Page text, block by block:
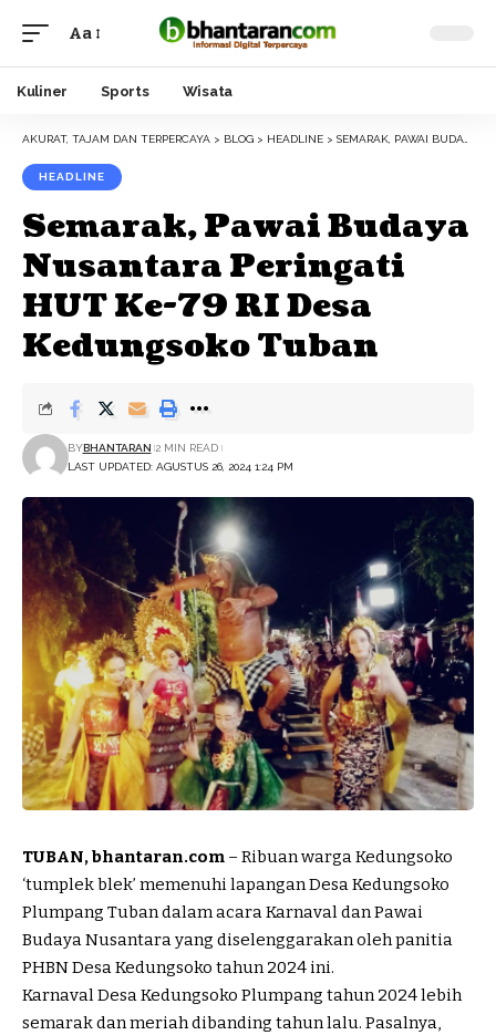
Font
Resizer
Aa
Kuliner Sports Wisata
AKURAT, TAJAM DAN TERPERCAYA > BLOG > HEADLINE > SEMARAK, PAWAI BUDAYA NUSANTARA PERINGATI HUT KE-79 RI DESA KEDUNGSOKO TUBAN
HEADLINE
Semarak, Pawai Budaya
Nusantara Peringati
HUT Ke-79 RI Desa
Kedungsoko Tuban
LAST UPDATED: AGUSTUS 26, 2024 1:24 PM
BYBHANTARAN 2 MIN READ
TUBAN, bhantaran.com – Ribuan warga Kedungsoko
‘tumplek blek’ memenuhi lapangan Desa Kedungsoko
Plumpang Tuban dalam acara Karnaval dan Pawai
Budaya Nusantara yang diselenggarakan oleh panitia
PHBN Desa Kedungsoko tahun 2024 ini.
Karnaval Desa Kedungsoko Plumpang tahun 2024 lebih
semarak dan meriah dibanding tahun lalu. Pasalnya,